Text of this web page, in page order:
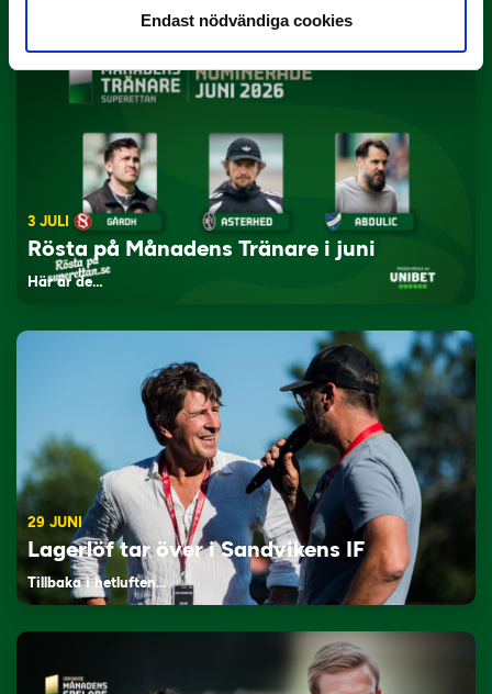
Endast nödvändiga cookies
3 JULI
Rösta på Månadens Tränare i juni
Här är de…
29 JUNI
Lagerlöf tar över i Sandvikens IF
Tillbaka i hetluften…